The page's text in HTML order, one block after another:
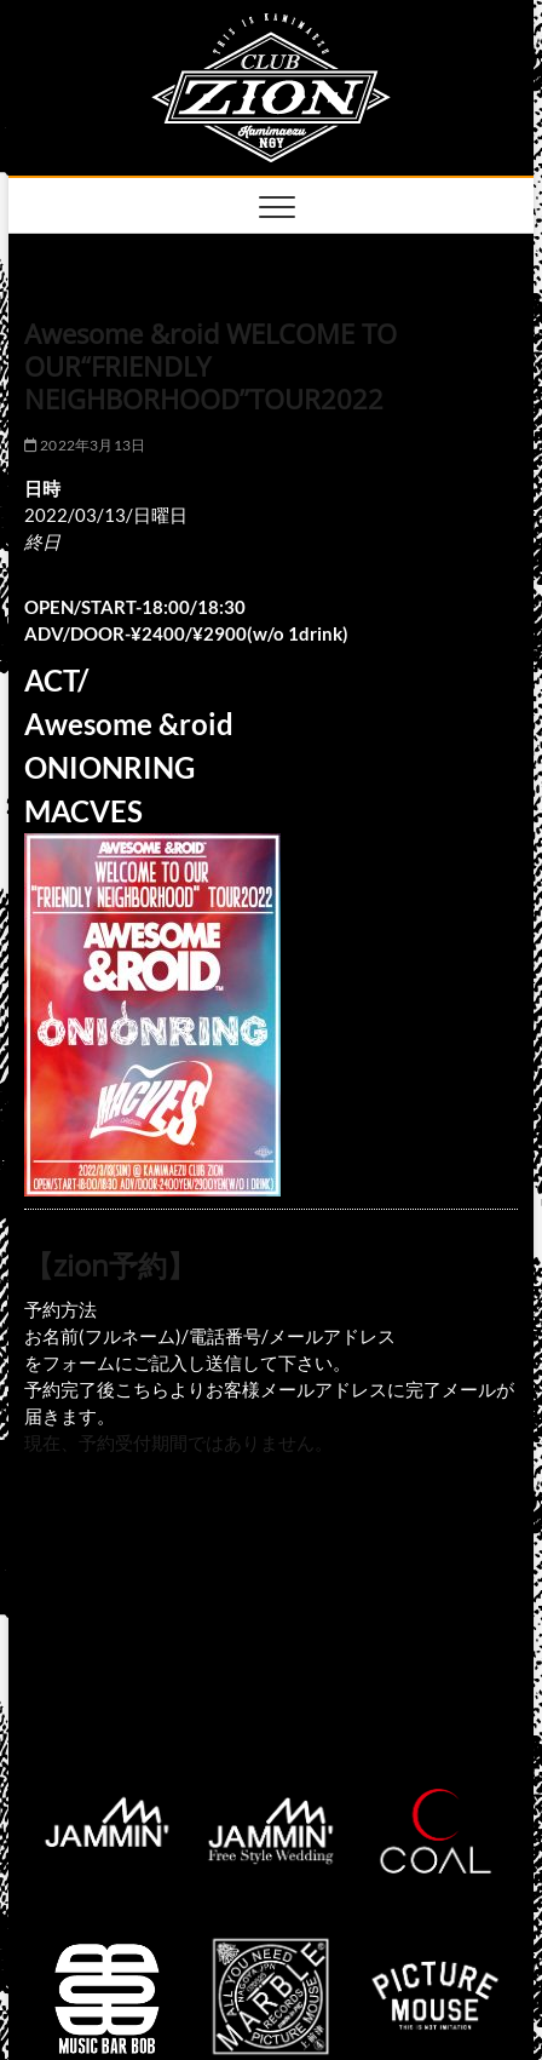
Awesome &roid WELCOME TO
OUR“FRIENDLY
NEIGHBORHOOD”TOUR2022
2022年3月13日
日時
2022/03/13/日曜日
終日
OPEN/START-18:00/18:30
ADV/DOOR-¥2400/¥2900(w/o 1drink)
ACT/
Awesome &roid
ONIONRING
MACVES
【zion予約】
予約方法
お名前(フルネーム)/電話番号/メールアドレス
をフォームにご記入し送信して下さい。
予約完了後こちらよりお客様メールアドレスに完了メールが
届きます。
現在、予約受付期間ではありません。